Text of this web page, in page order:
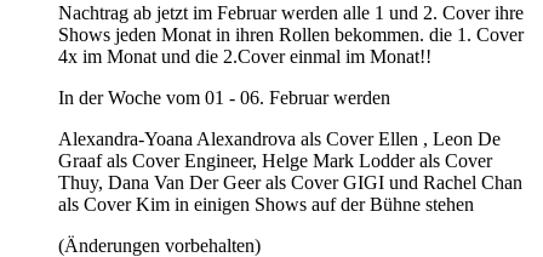
Nachtrag ab jetzt im Februar werden alle 1 und 2. Cover ihre
Shows jeden Monat in ihren Rollen bekommen. die 1. Cover
4x im Monat und die 2.Cover einmal im Monat!!
In der Woche vom 01 - 06. Februar werden
Alexandra-Yoana Alexandrova als Cover Ellen , Leon De
Graaf als Cover Engineer, Helge Mark Lodder als Cover
Thuy, Dana Van Der Geer als Cover GIGI und Rachel Chan
als Cover Kim in einigen Shows auf der Bühne stehen
(Änderungen vorbehalten)